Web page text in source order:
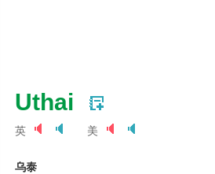
Uthai
英 美
乌泰